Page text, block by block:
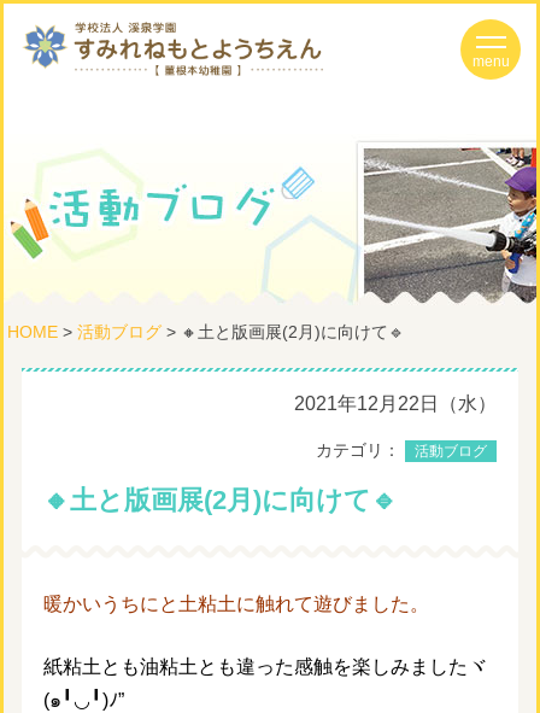
HOME> 活動ブログ> 🔸土と版画展(2月)に向けて🔹
2021年12月22日（水）
カテゴリ： 活動ブログ
🔸土と版画展(2月)に向けて🔹
暖かいうちにと土粘土に触れて遊びました。
紙粘土とも油粘土とも違った感触を楽しみましたヾ
(๑╹◡╹)ﾉ”